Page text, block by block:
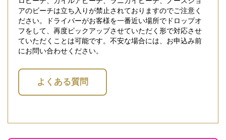
アのビーチは立ち入りが禁止されておりますのでご注意く
ださい。ドライバーがお客様を一番近い場所でドロップオ
フをして、再度ピックアップさせていただく形で対応させ
ていただくことは可能です。不安な場合には、お申込み前
にお問い合わせください。
よくある質問